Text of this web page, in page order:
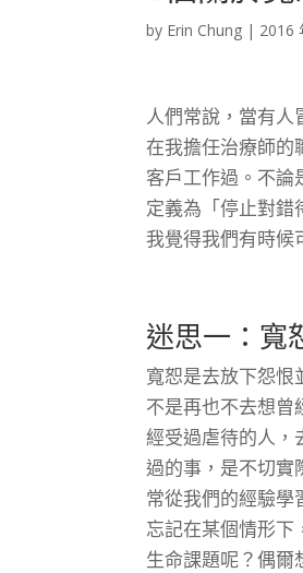
by Erin Chung | 2016
人們常說，當有人
在我擔任治療師的
客戶工作過。不論
定義為「停止對錯
我覺得我們有時候
迷思一：寬
寬恕是去放下怨恨
不是再也不去想曾
經受過虐待的人，
過的事，是不切實
常從我們的經驗學
忘記在某個情形下
生命課題呢？偶爾